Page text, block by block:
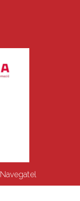
Navegatel